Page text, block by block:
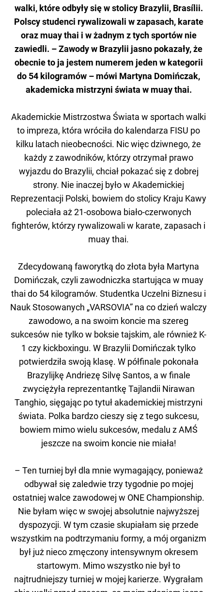
walki, które odbyły się w stolicy Brazylii, Brasílii.
Polscy studenci rywalizowali w zapasach, karate
oraz muay thai i w żadnym z tych sportów nie
zawiedli. – Zawody w Brazylii jasno pokazały, że
obecnie to ja jestem numerem jeden w kategorii
do 54 kilogramów – mówi Martyna Domińczak,
akademicka mistrzyni świata w muay thai.
Akademickie Mistrzostwa Świata w sportach walki
to impreza, która wróciła do kalendarza FISU po
kilku latach nieobecności. Nic więc dziwnego, że
każdy z zawodników, którzy otrzymał prawo
wyjazdu do Brazylii, chciał pokazać się z dobrej
strony. Nie inaczej było w Akademickiej
Reprezentacji Polski, bowiem do stolicy Kraju Kawy
poleciała aż 21-osobowa biało-czerwonych
fighterów, którzy rywalizowali w karate, zapasach i
muay thai.
Zdecydowaną faworytką do złota była Martyna
Domińczak, czyli zawodniczka startująca w muay
thai do 54 kilogramów. Studentka Uczelni Biznesu i
Nauk Stosowanych „VARSOVIA” na co dzień walczy
zawodowo, a na swoim koncie ma szereg
sukcesów nie tylko w boksie tajskim, ale również K-
1 czy kickboxingu. W Brazylii Domińczak tylko
potwierdziła swoją klasę. W półfinale pokonała
Brazylijkę Andriezę Silvę Santos, a w finale
zwyciężyła reprezentantkę Tajlandii Nirawan
Tanghio, sięgając po tytuł akademickiej mistrzyni
świata. Polka bardzo cieszy się z tego sukcesu,
bowiem mimo wielu sukcesów, medalu z AMŚ
jeszcze na swoim koncie nie miała!
– Ten turniej był dla mnie wymagający, ponieważ
odbywał się zaledwie trzy tygodnie po mojej
ostatniej walce zawodowej w ONE Championship.
Nie byłam więc w swojej absolutnie najwyższej
dyspozycji. W tym czasie skupiałam się przede
wszystkim na podtrzymaniu formy, a mój organizm
był już nieco zmęczony intensywnym okresem
startowym. Mimo wszystko nie był to
najtrudniejszy turniej w mojej karierze. Wygrałam